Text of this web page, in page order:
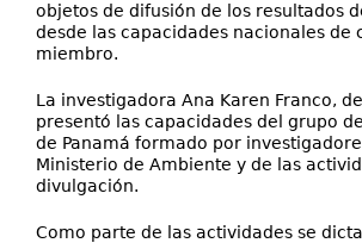
objetos de difusión de los resultados
desde las capacidades nacionales de
miembro.
La investigadora Ana Karen Franco,
presentó las capacidades del grupo
de Panamá formado por
Ministerio de Ambiente y de las
divulgación.
Como parte de las actividades se